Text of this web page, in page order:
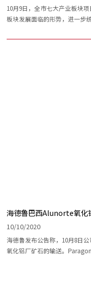
10月9日，全市七大产业板块
板块发展面临的形势，进一步
海德鲁巴西Alunorte氧化
10/10/2020
海德鲁发布公告称，10月8日
氧化铝厂矿石的输送。